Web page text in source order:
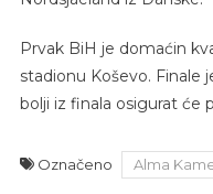
Prvak BiH je domaćin
stadionu Koševo. Finale
bolji iz finala osigurat će
Označeno Alma